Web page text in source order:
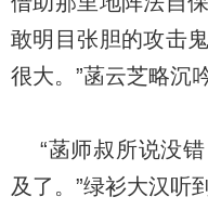
敢明目张胆的攻击
很大。”菡云芝略沉
“菡师叔所说没错
及了。”绿衫大汉听